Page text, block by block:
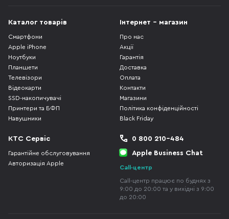
Каталог товарів
Смартфони
Apple iPhone
Ноутбуки
Планшети
Телевізори
Відеокарти
SSD-накопичувачі
Принтери та БФП
Навушники
Інтернет - магазин
Про нас
Акції
Гарантія
Доставка
Оплата
Контакти
Магазини
Політика конфіденційності
Black Friday
КТС Сервіс
Гарантійне обслуговування
Авторизація Apple
0 800 210-484
Apple Business Chat
Call-центр
Call-центр працює по буднях з
9:00 до 20:00 та у вихідні з 9:00
до 20:00